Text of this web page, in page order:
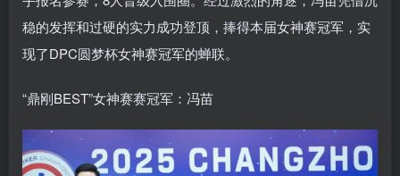
稳的发挥和过硬的实力成功登顶，捧得本届女神赛冠军，实
现了DPC圆梦杯女神赛冠军的蝉联。
“鼎刚BEST”女神赛赛冠军：冯苗